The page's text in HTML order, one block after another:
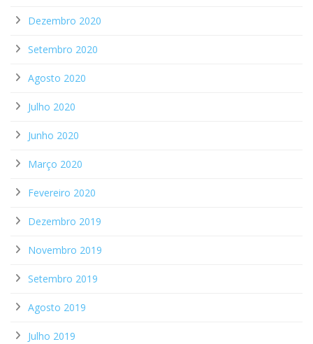
Dezembro 2020
Setembro 2020
Agosto 2020
Julho 2020
Junho 2020
Março 2020
Fevereiro 2020
Dezembro 2019
Novembro 2019
Setembro 2019
Agosto 2019
Julho 2019